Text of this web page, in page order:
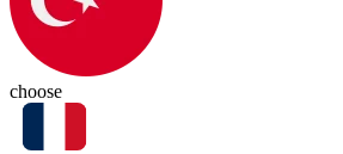
choose